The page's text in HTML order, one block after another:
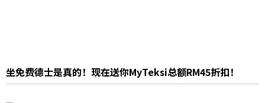
坐免费德士是真的！现在送你MyTeksi总额RM45折扣！